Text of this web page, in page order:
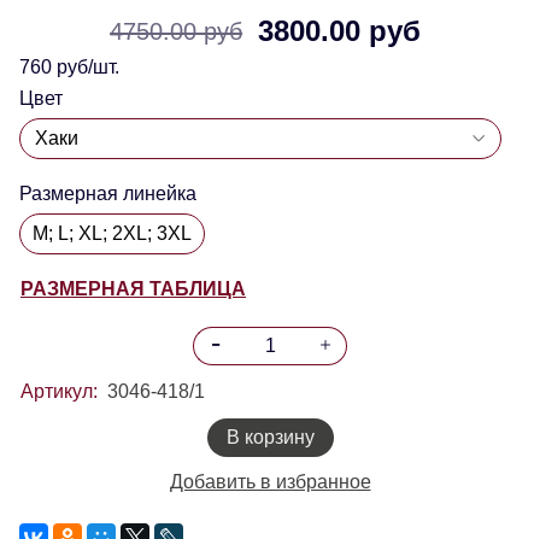
4750.00 руб 3800.00 руб
760 руб/шт.
Цвет
Размерная линейка
M; L; XL; 2XL; 3XL
РАЗМЕРНАЯ ТАБЛИЦА
Артикул: 3046-418/1
В корзину
Добавить в избранное